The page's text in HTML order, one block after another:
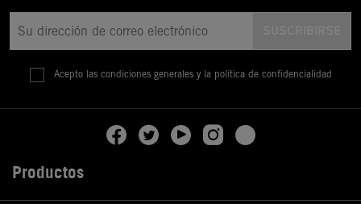
Acepto las condiciones generales y la política de confidencialidad
Productos